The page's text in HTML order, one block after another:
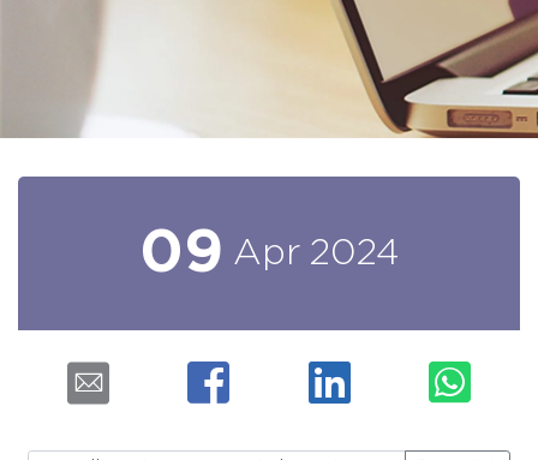
09 Apr 2024